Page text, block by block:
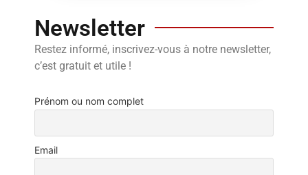
Newsletter
Restez informé, inscrivez-vous à notre newsletter,
c’est gratuit et utile !
Prénom ou nom complet
Email